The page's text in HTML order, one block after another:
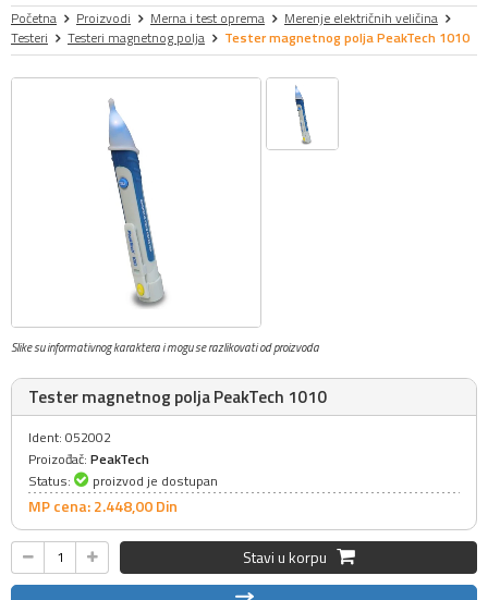
Početna Proizvodi Merna i test oprema
Merenje električnih veličina
Testeri
Testeri magnetnog polja Tester magnetnog polja PeakTech 1010
Slike su informativnog karaktera i mogu se razlikovati od proizvoda
Tester magnetnog polja PeakTech 1010
Ident: 052002
Proizođač: PeakTech
Status:
proizvod je dostupan
MP cena: 2.448,00Din
Stavi u korpu